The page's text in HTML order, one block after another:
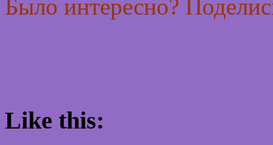
Было интересно?
Like this: